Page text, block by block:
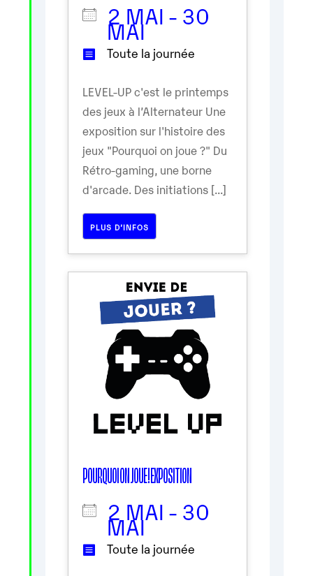
2 MAI - 30
MAI
Toute la journée
LEVEL-UP c'est le printemps
des jeux à l’Alternateur Une
exposition sur l'histoire des
jeux "Pourquoi on joue ?" Du
Rétro-gaming, une borne
d'arcade. Des initiations [...]
PLUS D’INFOS
POURQUOI ON JOUE ! EXPOSITION
2 MAI - 30
MAI
Toute la journée